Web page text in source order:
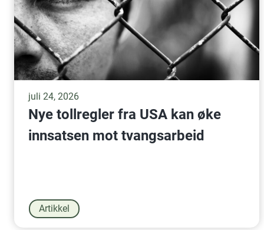
juli 24, 2026
Nye tollregler fra USA kan øke
innsatsen mot tvangsarbeid
Artikkel